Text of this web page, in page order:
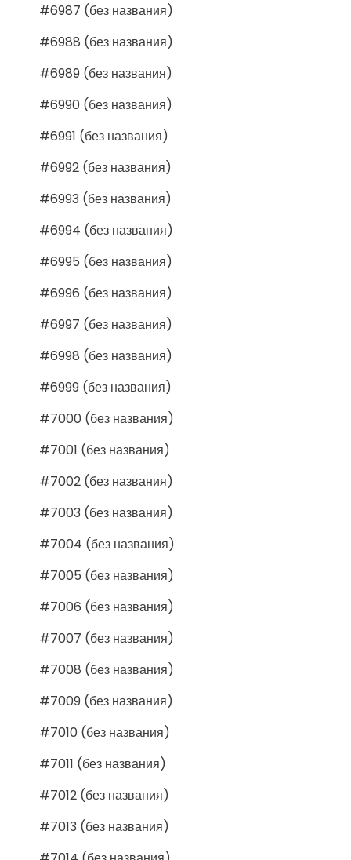
#6987 (без названия)
#6988 (без названия)
#6989 (без названия)
#6990 (без названия)
#6991 (без названия)
#6992 (без названия)
#6993 (без названия)
#6994 (без названия)
#6995 (без названия)
#6996 (без названия)
#6997 (без названия)
#6998 (без названия)
#6999 (без названия)
#7000 (без названия)
#7001 (без названия)
#7002 (без названия)
#7003 (без названия)
#7004 (без названия)
#7005 (без названия)
#7006 (без названия)
#7007 (без названия)
#7008 (без названия)
#7009 (без названия)
#7010 (без названия)
#7011 (без названия)
#7012 (без названия)
#7013 (без названия)